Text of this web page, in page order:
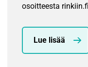
osoitteesta
Lue lisää